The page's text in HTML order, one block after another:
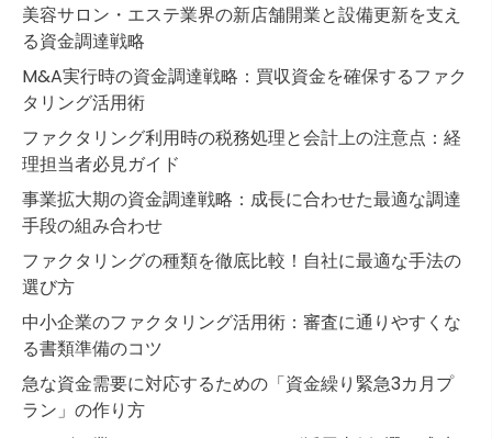
美容サロン・エステ業界の新店舗開業と設備更新を支え
る資金調達戦略
M&A実行時の資金調達戦略：買収資金を確保するファク
タリング活用術
ファクタリング利用時の税務処理と会計上の注意点：経
理担当者必見ガイド
事業拡大期の資金調達戦略：成長に合わせた最適な調達
手段の組み合わせ
ファクタリングの種類を徹底比較！自社に最適な手法の
選び方
中小企業のファクタリング活用術：審査に通りやすくな
る書類準備のコツ
急な資金需要に対応するための「資金繰り緊急3カ月プ
ラン」の作り方